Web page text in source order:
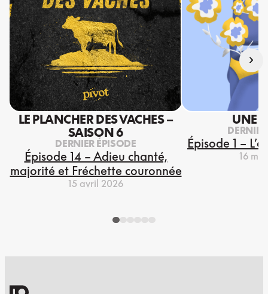
LE PLANCHER DES VACHES –
SAISON 6
DERNIER ÉPISODE
Épisode 14 – Adieu chanté,
majorité et Fréchette couronnée
15 avril 2026
UNE
Épisode 1 –
16
›